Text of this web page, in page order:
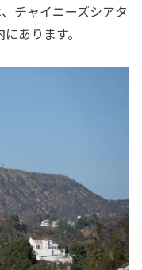
チャイニーズシアタ
あります。